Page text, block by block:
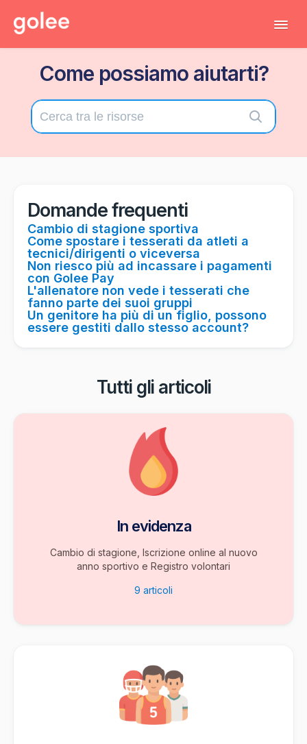
Torna al gestionale
Come possiamo aiutarti?
Domande frequenti
Cambio di stagione sportiva
Come spostare i tesserati da atleti a
tecnici/dirigenti o viceversa
Non riesco più ad incassare i pagamenti
con Golee Pay
L'allenatore non vede i tesserati che
fanno parte dei suoi gruppi
Un genitore ha più di un figlio, possono
essere gestiti dallo stesso account?
Tutti gli articoli
In evidenza
Cambio di stagione, Iscrizione online al nuovo
anno sportivo e Registro volontari
9 articoli